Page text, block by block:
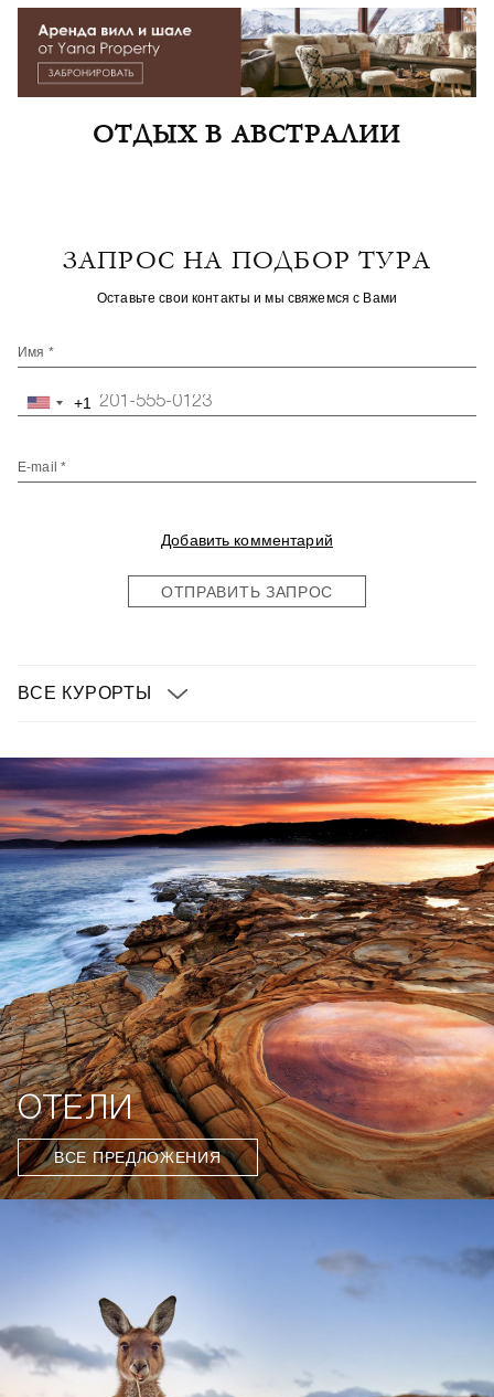
ОТДЫХ В АВСТРАЛИИ
ЗАПРОС НА ПОДБОР ТУРА
Оставьте свои контакты и мы свяжемся с Вами
Имя *
United+1
E-mail *
Добавить комментарий
ОТПРАВИТЬ ЗАПРОС
ВСЕ КУРОРТЫ
ОТЕЛИ
ВСЕ ПРЕДЛОЖЕНИЯ